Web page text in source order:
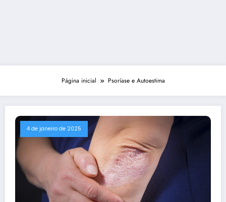
Página inicial Psoríase e Autoestima
4 de janeiro de 2025